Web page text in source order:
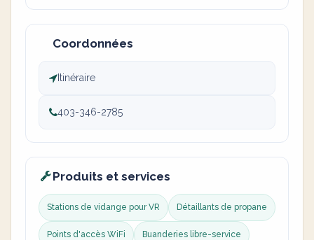
Coordonnées
Itinéraire
403-346-2785
Produits et services
Stations de vidange pour VR Détaillants de propane
Points d'accès WiFi Buanderies libre-service